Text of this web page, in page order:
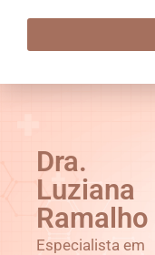
Dra. Luziana
Dra.
Luziana
Ramalho
Especialista em